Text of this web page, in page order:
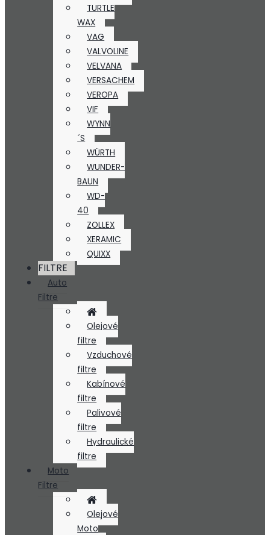
TURTLE
WAX
VAG
VALVOLINE
VELVANA
VERSACHEM
VEROPA
VIF
WYNN
´S
WÜRTH
WUNDER-
BAUN
WD-
40
ZOLLEX
XERAMIC
QUIXX
FILTRE
Auto
Filtre
Olejové
filtre
Vzduchové
filtre
Kabínové
filtre
Palivové
filtre
Hydraulické
filtre
Moto
Filtre
Olejové
Moto